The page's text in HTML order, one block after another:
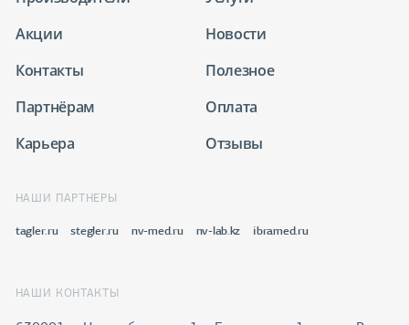
Акции
Новости
Контакты
Полезное
Партнёрам
Оплата
Карьера
Отзывы
НАШИ ПАРТНЕРЫ
tagler.ru stegler.ru nv-med.ru nv-lab.kz ibramed.ru
НАШИ КОНТАКТЫ